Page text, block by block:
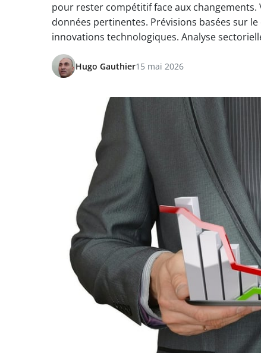
pour rester compétitif face aux
données pertinentes. Prévisions basées sur
innovations technologiques. Analyse
Hugo Gauthier15 mai 2026